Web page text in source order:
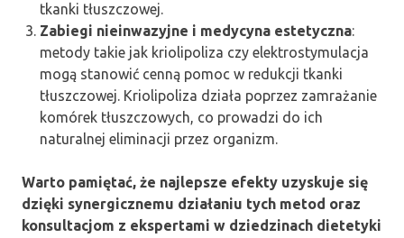
tkanki tłuszczowej.
Zabiegi nieinwazyjne i medycyna estetyczna:
metody takie jak kriolipoliza czy elektrostymulacja
mogą stanowić cenną pomoc w redukcji tkanki
tłuszczowej. Kriolipoliza działa poprzez zamrażanie
komórek tłuszczowych, co prowadzi do ich
naturalnej eliminacji przez organizm.
Warto pamiętać, że najlepsze efekty uzyskuje się
dzięki synergicznemu działaniu tych metod oraz
konsultacjom z ekspertami w dziedzinach dietetyki